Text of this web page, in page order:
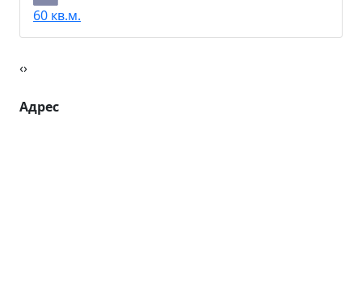
60 кв.м.
‹›
Адрес